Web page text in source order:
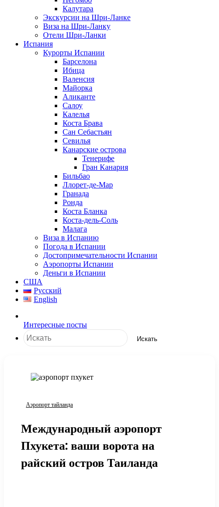
Калутара
Экскурсии на Шри-Ланке
Виза на Шри-Ланку
Отели Шри-Ланки
Испания
Курорты Испании
Барселона
Ибица
Валенсия
Майорка
Аликанте
Салоу
Калелья
Коста Брава
Сан Себастьян
Севилья
Канарские острова
Тенерифе
Гран Канария
Бильбао
Ллорет-де-Мар
Гранада
Ронда
Коста Бланка
Коста-дель-Соль
Малага
Виза в Испанию
Погода в Испании
Достопримечательности Испании
Аэропорты Испании
Деньги в Испании
США
Русский
English
Интересные посты
Искать
Аэропорт тайланда
Международный аэропорт
Пхукета: ваши ворота на
райский остров Таиланда